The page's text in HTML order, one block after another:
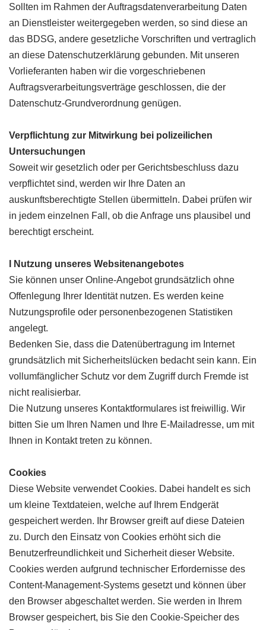
Sollten im Rahmen der Auftragsdatenverarbeitung Daten
an Dienstleister weitergegeben werden, so sind diese an
das BDSG, andere gesetzliche Vorschriften und vertraglich
an diese Datenschutzerklärung gebunden. Mit unseren
Vorlieferanten haben wir die vorgeschriebenen
Auftragsverarbeitungsverträge geschlossen, die der
Datenschutz-Grundverordnung genügen.
Verpflichtung zur Mitwirkung bei polizeilichen
Untersuchungen
Soweit wir gesetzlich oder per Gerichtsbeschluss dazu
verpflichtet sind, werden wir Ihre Daten an
auskunftsberechtigte Stellen übermitteln. Dabei prüfen wir
in jedem einzelnen Fall, ob die Anfrage uns plausibel und
berechtigt erscheint.
I Nutzung unseres Websitenangebotes
Sie können unser Online-Angebot grundsätzlich ohne
Offenlegung Ihrer Identität nutzen. Es werden keine
Nutzungsprofile oder personenbezogenen Statistiken
angelegt.
Bedenken Sie, dass die Datenübertragung im Internet
grundsätzlich mit Sicherheitslücken bedacht sein kann. Ein
vollumfänglicher Schutz vor dem Zugriff durch Fremde ist
nicht realisierbar.
Die Nutzung unseres Kontaktformulares ist freiwillig. Wir
bitten Sie um Ihren Namen und Ihre E-Mailadresse, um mit
Ihnen in Kontakt treten zu können.
Cookies
Diese Website verwendet Cookies. Dabei handelt es sich
um kleine Textdateien, welche auf Ihrem Endgerät
gespeichert werden. Ihr Browser greift auf diese Dateien
zu. Durch den Einsatz von Cookies erhöht sich die
Benutzerfreundlichkeit und Sicherheit dieser Website.
Cookies werden aufgrund technischer Erfordernisse des
Content-Management-Systems gesetzt und können über
den Browser abgeschaltet werden. Sie werden in Ihrem
Browser gespeichert, bis Sie den Cookie-Speicher des